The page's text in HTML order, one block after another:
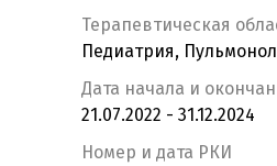
Терапевтическая
Педиатрия,
Дата начала и
21.07.2022 - 31.12.2024
Номер и дата РКИ